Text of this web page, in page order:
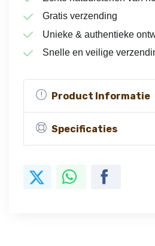
Gratis verzending
Unieke & authentieke
Snelle en veilige
Product Informatie
Specificaties